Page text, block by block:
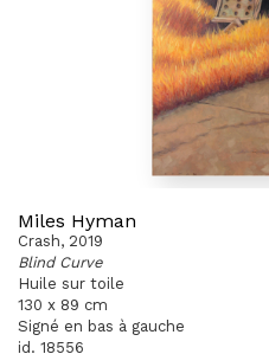
Miles Hyman
Crash, 2019
Blind Curve
Huile sur toile
130 x 89 cm
Signé en bas à gauche
id. 18556